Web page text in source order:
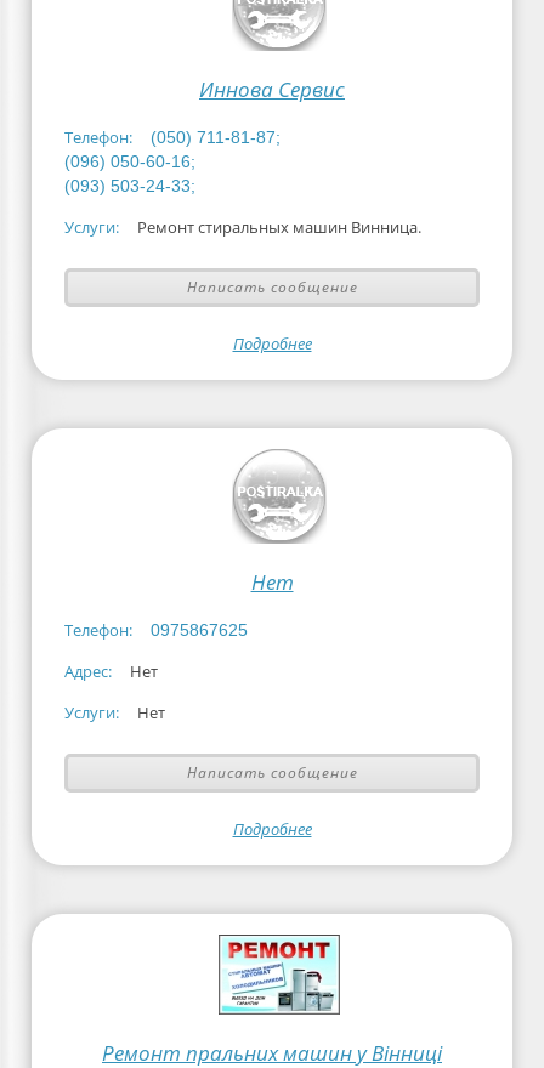
Иннова Сервис
Телефон:
(050) 711-81-87;
(096) 050-60-16;
(093) 503-24-33;
Услуги: Ремонт стиральных машин Винница.
Написать сообщение
Подробнее
Нет
Телефон: 0975867625
Адрес:
Нет
Услуги:
Нет
Написать сообщение
Подробнее
Ремонт пральних машин у Вінниці